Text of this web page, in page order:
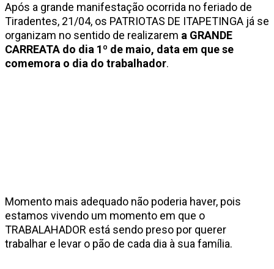
Após a grande manifestação ocorrida no feriado de
Tiradentes, 21/04, os PATRIOTAS DE ITAPETINGA já se
organizam no sentido de realizarem a GRANDE
CARREATA do dia 1º de maio, data em que se
comemora o dia do trabalhador.
Momento mais adequado não poderia haver, pois
estamos vivendo um momento em que o
TRABALAHADOR está sendo preso por querer
trabalhar e levar o pão de cada dia à sua família.